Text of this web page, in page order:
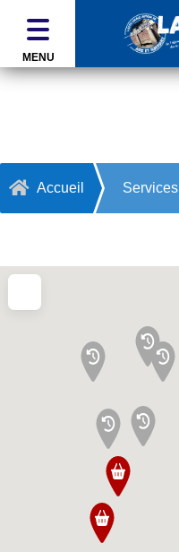
MENU
 Accueil Services